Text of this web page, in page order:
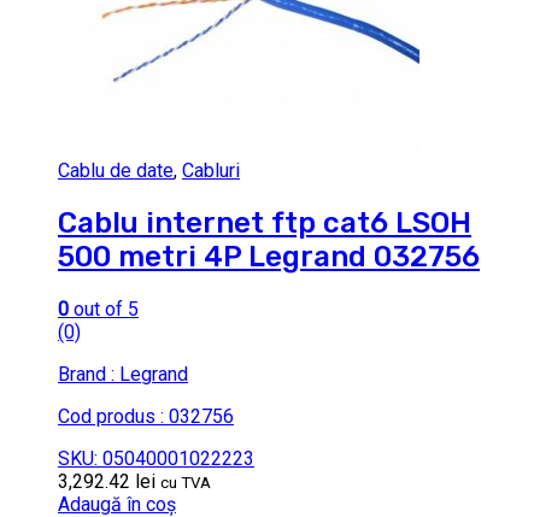
Cablu de date, Cabluri
Cablu internet ftp cat6 LSOH
500 metri 4P Legrand 032756
0 out of 5
(0)
Brand : Legrand
Cod produs : 032756
SKU: 05040001022223
3,292.42 lei cu TVA
Adaugă în coș